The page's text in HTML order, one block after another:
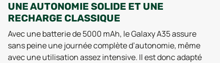
UNE AUTONOMIE SOLIDE ET UNE
RECHARGE CLASSIQUE
Avec une batterie de 5000 mAh, le Galaxy A35 assure
sans peine une journée complète d’autonomie, même
avec une utilisation assez intensive. Il est donc adapté